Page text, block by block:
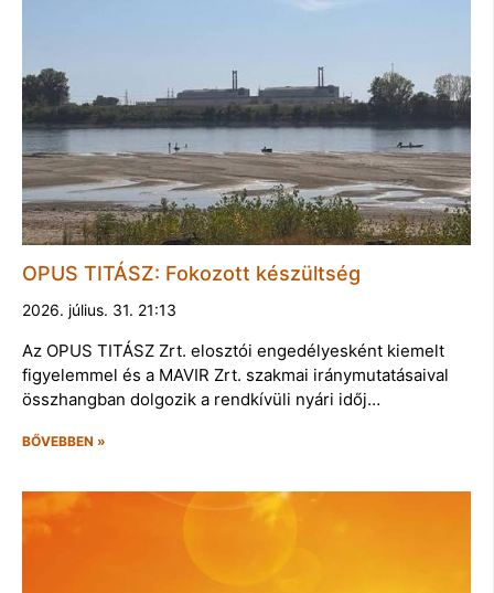
OPUS TITÁSZ: Fokozott készültség
2026. július. 31. 21:13
Az OPUS TITÁSZ Zrt. elosztói engedélyesként kiemelt
figyelemmel és a MAVIR Zrt. szakmai iránymutatásaival
összhangban dolgozik a rendkívüli nyári időj…
BŐVEBBEN »